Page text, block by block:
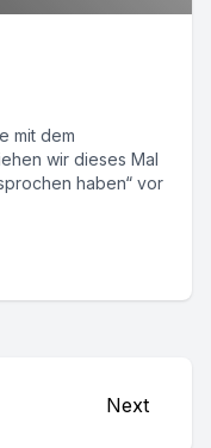
mit dem
wir dieses Mal
haben“ vor
Next